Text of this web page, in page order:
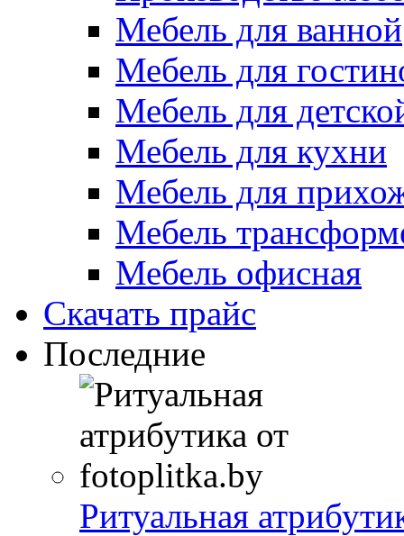
Мебель для ванной
Мебель для
Мебель для
Мебель для кухни
Мебель для
Мебель
Мебель офисная
Скачать прайс
Последние
Ритуальная